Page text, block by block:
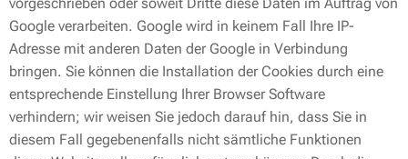
Google verarbeiten. Google wird in keinem Fall Ihre IP-
Adresse mit anderen Daten der Google in Verbindung
bringen. Sie können die Installation der Cookies durch eine
entsprechende Einstellung Ihrer Browser Software
verhindern; wir weisen Sie jedoch darauf hin, dass Sie in
diesem Fall gegebenenfalls nicht sämtliche Funktionen